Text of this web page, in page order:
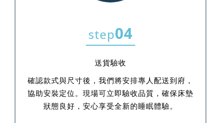
step04
送貨驗收
確認款式與尺寸後，我們將安排專人配送到府，
協助安裝定位。現場可立即驗收品質，確保床墊
狀態良好，安心享受全新的睡眠體驗。